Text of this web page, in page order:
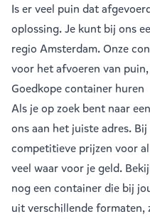
Is er veel puin dat
oplossing. Je kunt bij ons
regio Amsterdam. Onze
voor het afvoeren van
Goedkope container huren
Als je op zoek bent naar
ons aan het juiste adres.
competitieve prijzen voor
veel waar voor je geld.
nog een container die bij
uit verschillende formaten,